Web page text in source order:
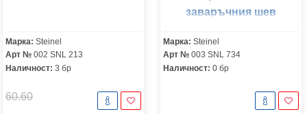
Марка: Steinel
Арт № 002 SNL 213
Наличност: 3 бр
60.60
заваръчния шев
Марка: Steinel
Арт № 003 SNL 734
Наличност: 0 бр